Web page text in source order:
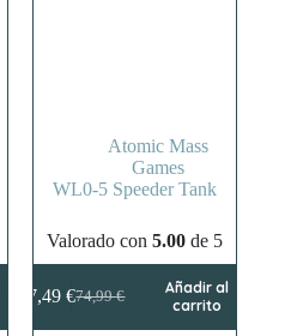
Atomic Mass
Games
WL0-5 Speeder Tank
Valorado con 5.00de 5
74,99€
El
precio
67,49€El
precio
Añadir al
carrito